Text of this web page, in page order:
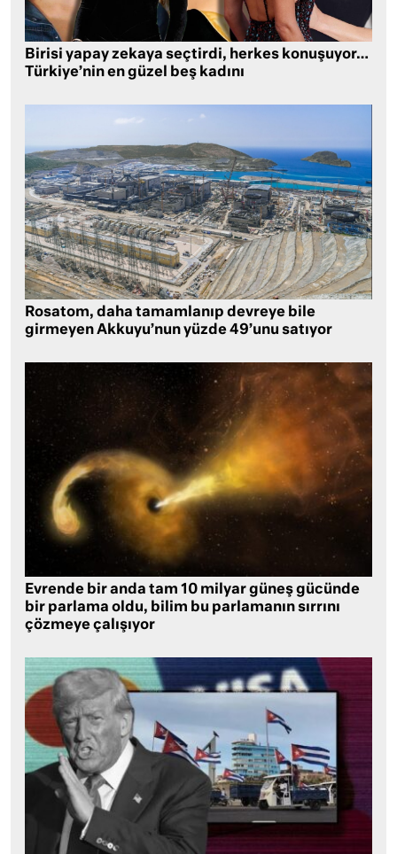
Birisi yapay zekaya seçtirdi, herkes konuşuyor…
Türkiye’nin en güzel beş kadını
Rosatom, daha tamamlanıp devreye bile
girmeyen Akkuyu’nun yüzde 49’unu satıyor
Evrende bir anda tam 10 milyar güneş gücünde
bir parlama oldu, bilim bu parlamanın sırrını
çözmeye çalışıyor